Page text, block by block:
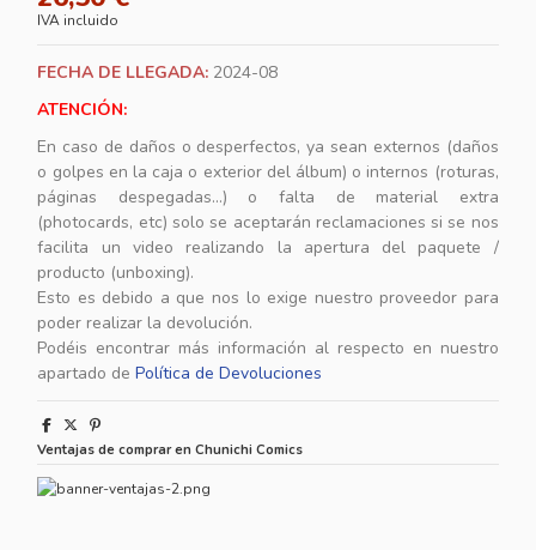
IVA incluido
FECHA DE LLEGADA: 2024-08
ATENCIÓN:
En caso de daños o desperfectos, ya sean externos (daños
o golpes en la caja o exterior del álbum) o internos (roturas,
páginas despegadas...) o falta de material extra
(photocards, etc) solo se aceptarán reclamaciones si se nos
facilita un video realizando la apertura del paquete /
producto (unboxing).
Esto es debido a que nos lo exige nuestro proveedor para
poder realizar la devolución.
Podéis encontrar más información al respecto en nuestro
apartado de Política de Devoluciones
Ventajas de comprar en Chunichi Comics